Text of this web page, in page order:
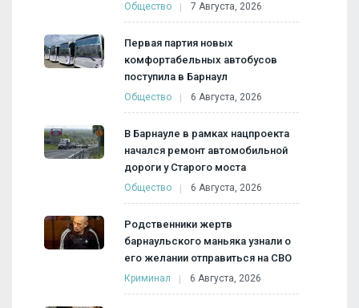
Общество 7 Августа, 2026
Первая партия новых
комфортабельных автобусов
поступила в Барнаул
Общество 6 Августа, 2026
В Барнауле в рамках нацпроекта
начался ремонт автомобильной
дороги у Старого моста
Общество 6 Августа, 2026
Родственники жертв
барнаульского маньяка узнали о
его желании отправиться на СВО
Криминал 6 Августа, 2026